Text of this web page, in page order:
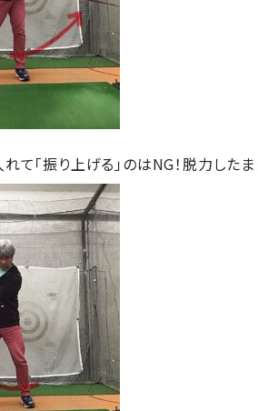
て「振り上げる」のはNG！脱力したま